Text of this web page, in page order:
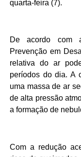
quarta-feira (7).
De acordo com
Prevenção em
relativa do ar
períodos do dia. A
uma massa de ar
de alta pressão
a formação de
Com a redução